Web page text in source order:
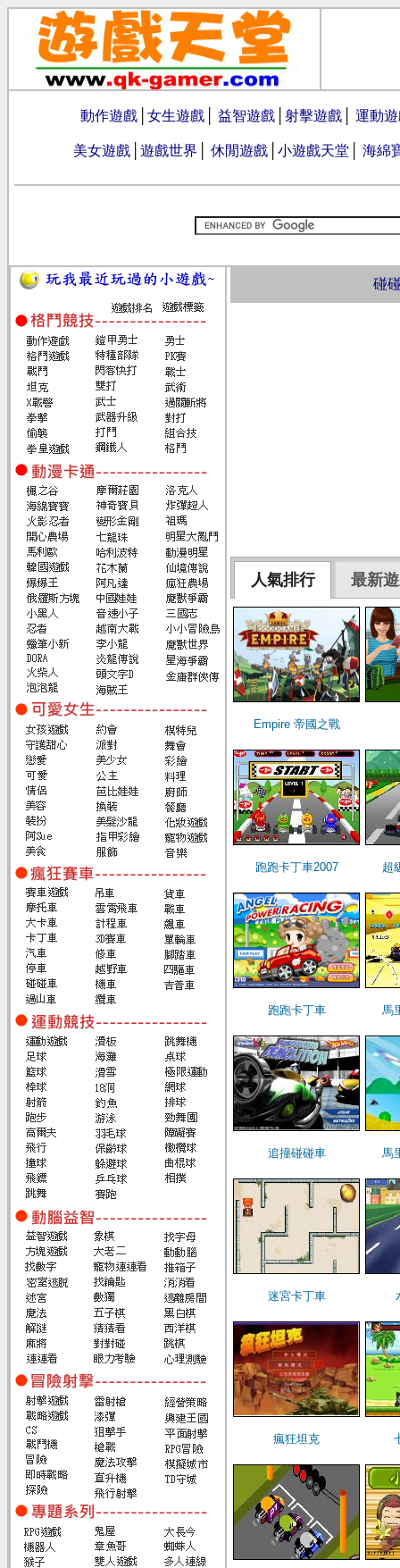
動作遊戲 女生遊戲 益智遊戲 射擊遊戲 運動
美女遊戲 遊戲世界 休閒遊戲 小遊戲天堂 海綿
碰
人氣排行 最新
Empire 帝國之戰
跑跑卡丁車2007 超
跑跑卡丁車 馬
追撞碰碰車 馬
迷宮卡丁車
瘋狂坦克